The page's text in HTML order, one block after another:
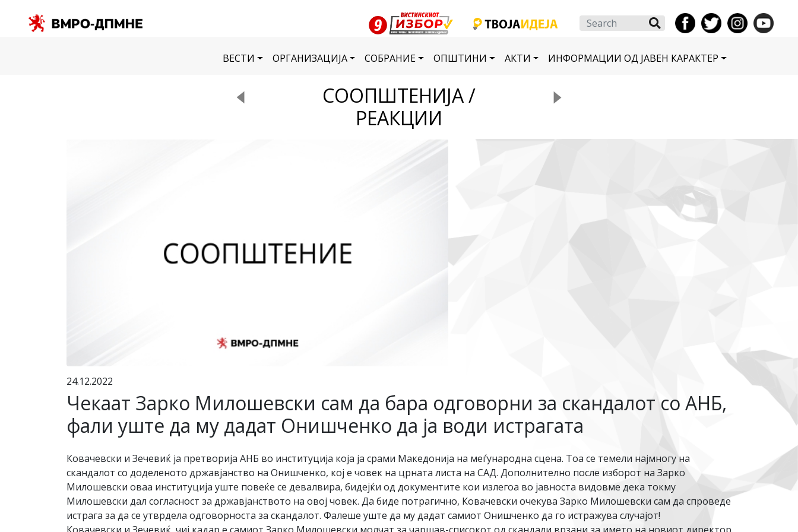
Search
ВЕСТИ ОРГАНИЗАЦИЈА СОБРАНИЕ ОПШТИНИ АКТИ ИНФОРМАЦИИ ОД ЈАВЕН КАРАКТЕР
СООПШТЕНИЈА /
РЕАКЦИИ
24.12.2022
Чекаат Зарко Милошевски сам да бара одговорни за скандалот со АНБ,
фали уште да му дадат Онишченко да ја води истрагата
Ковачевски и Зечевиќ ја претворија АНБ во институција која ја срами Македонија на меѓународна сцена. Тоа се темели најмногу на
скандалот со доделеното државјанство на Онишченко, кој е човек на црната листа на САД. Дополнително после изборот на Зарко
Милошевски оваа институција уште повеќе се девалвира, бидејќи од документите кои излегоа во јавноста видовме дека токму
Милошевски дал согласност за државјанството на овој човек. Да биде потрагично, Ковачевски очекува Зарко Милошевски сам да спроведе
истрага за да се утврдела одговорноста за скандалот. Фалеше уште да му дадат самиот Онишченко да го истражува случајот!